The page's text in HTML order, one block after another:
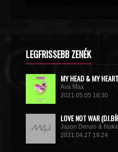
LEGFRISSEBB ZENÉK
MY HEAD & MY
Ava Max
2021.05.05 16:30
LOVE NOT WAR
Jason Derulo & Nuka
2021.04.27 19:24